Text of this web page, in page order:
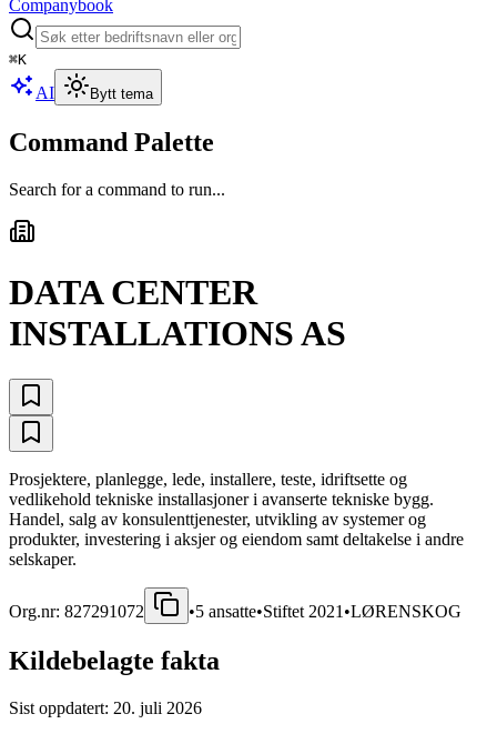
Companybook
⌘K
AI Bytt tema
Command Palette
Search for a command to run...
DATA CENTER
INSTALLATIONS AS
Prosjektere, planlegge, lede, installere, teste, idriftsette og
vedlikehold tekniske installasjoner i avanserte tekniske bygg.
Handel, salg av konsulenttjenester, utvikling av systemer og
produkter, investering i aksjer og eiendom samt deltakelse i andre
selskaper.
Org.nr: 827291072 •5 ansatte•Stiftet 2021 •LØRENSKOG
Kildebelagte fakta
Sist oppdatert: 20. juli 2026